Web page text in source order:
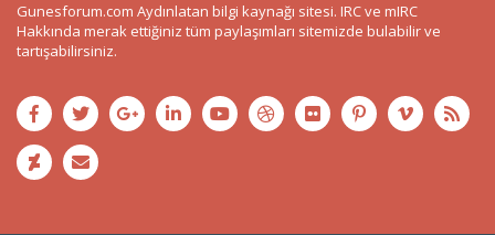
Gunesforum.com Aydınlatan bilgi kaynağı sitesi. IRC ve mIRC
Hakkında merak ettiğiniz tüm paylaşımları sitemizde bulabilir ve
tartışabilirsiniz.